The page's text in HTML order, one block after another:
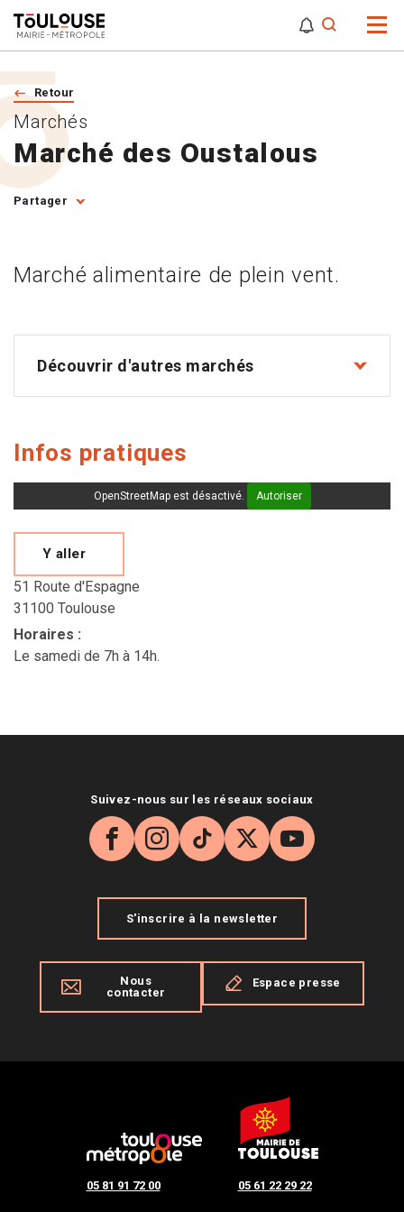
Retour
Marché des Oustalous
Marchés
Partager
Marché alimentaire de plein vent.
Découvrir d'autres marchés
Infos pratiques
OpenStreetMap est désactivé. Autoriser
Y aller
51 Route d'Espagne
31100 Toulouse
Horaires :
Le samedi de 7h à 14h.
05 81 91 72 00 05 61 22 29 22
Suivez-nous sur les réseaux sociaux
Facebook
Instagram
TikTok
X YouTube
S'inscrire à la newsletter
Nous
contacter
Espace presse